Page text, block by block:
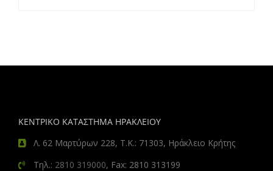
ΚΕΝΤΡΙΚΟ ΚΑΤΑΣΤΗΜΑ ΗΡΑΚΛΕΙΟΥ
Λ. 62 Μαρτύρων 228, Τ.Κ.: 71303, Ηράκλειο Κρήτης
Τηλ.: 2810 319000, Fax: 2810 313199